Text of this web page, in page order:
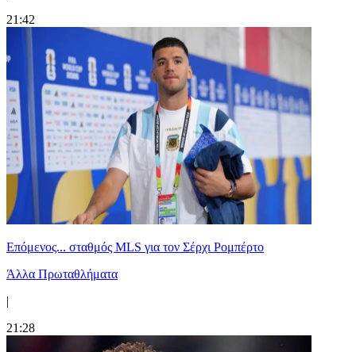
21:42
Επόμενος... σταθμός MLS για τον Σέρχι Ρομπέρτο
Άλλα Πρωταθλήματα
|
21:28